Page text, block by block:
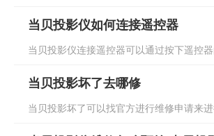
当贝投影仪如何连接遥控器
当贝投影仪连接遥控器可以通过按下遥控
当贝投影坏了去哪修
当贝投影坏了可以找官方进行维修申请来